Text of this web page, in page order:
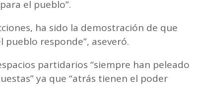
el pueblo”.
ha sido la demostración de que
responde”, aseveró.
partidarios “siempre han peleado
ya que “atrás tienen el poder